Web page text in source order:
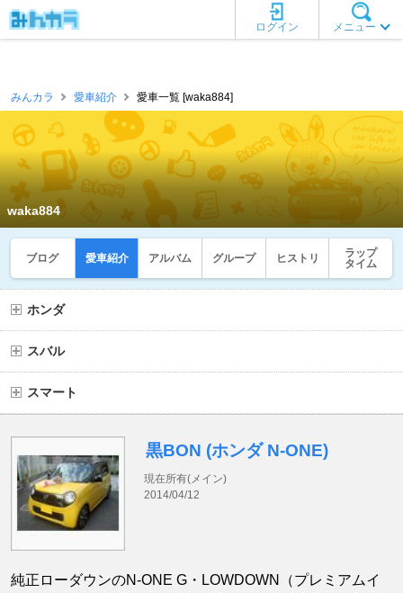
メニュー
ログイン
みんカラ 愛車紹介 愛車一覧 [waka884]
waka884
ブログ 愛車紹介 アルバム グループ ヒストリ
ラップ
タイム
ホンダ
スバル
スマート
黒BON (ホンダ N-ONE)
現在所有(メイン)
2014/04/12
純正ローダウンのN-ONE G・LOWDOWN（プレミアムイ